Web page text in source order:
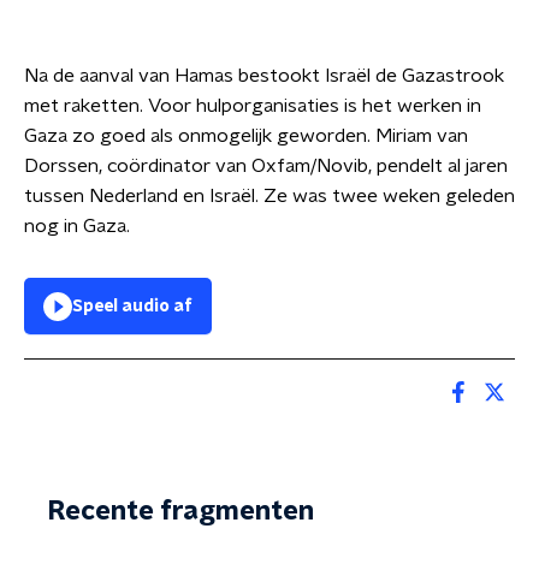
Na de aanval van Hamas bestookt Israël de Gazastrook
met raketten. Voor hulporganisaties is het werken in
Gaza zo goed als onmogelijk geworden. Miriam van
Dorssen, coördinator van Oxfam/Novib, pendelt al jaren
tussen Nederland en Israël. Ze was twee weken geleden
nog in Gaza.
Speel audio af
Recente fragmenten